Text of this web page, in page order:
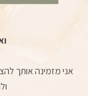
אני מזמינה אותך